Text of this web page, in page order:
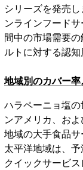
シリーズを発売
ンラインフード
間中の市場需要
ルトに対する認
地域別のカバー率
ハラペーニョ塩
ンアメリカ、お
地域の大手食品
太平洋地域は、
クイックサービ